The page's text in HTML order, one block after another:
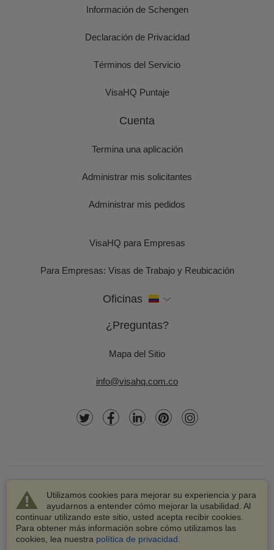
Utilizamos cookies para mejorar su experiencia y para
ayudarnos a entender cómo mejorar la usabilidad. Al
continuar utilizando este sitio, usted acepta recibir cookies.
Para obtener más información sobre cómo utilizamos las
cookies, lea nuestra política de privacidad
Información de Schengen
Declaración de Privacidad
Términos del Servicio
VisaHQ Puntaje
Cuenta
Termina una aplicación
Administrar mis solicitantes
Administrar mis pedidos
VisaHQ para Empresas
Para Empresas: Visas de Trabajo y Reubicación
Oficinas
¿Preguntas?
Mapa del Sitio
info@visahq.com.co
© 2003-2026 VisaHQ.com, Inc. Todos los derechos
reservados.
VisaHQ y el logotipo de VisaHQ son marcas registradas de